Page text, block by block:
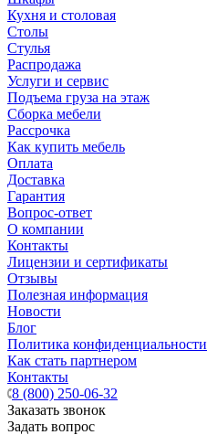
Кухня и столовая
Столы
Стулья
Распродажа
Услуги и сервис
Подъема груза на этаж
Сборка мебели
Рассрочка
Как купить мебель
Оплата
Доставка
Гарантия
Вопрос-ответ
О компании
Контакты
Лицензии и сертификаты
Отзывы
Полезная информация
Новости
Блог
Политика конфиденциальности
Как стать партнером
Контакты
8 (800) 250-06-32
Заказать звонок
Задать вопрос